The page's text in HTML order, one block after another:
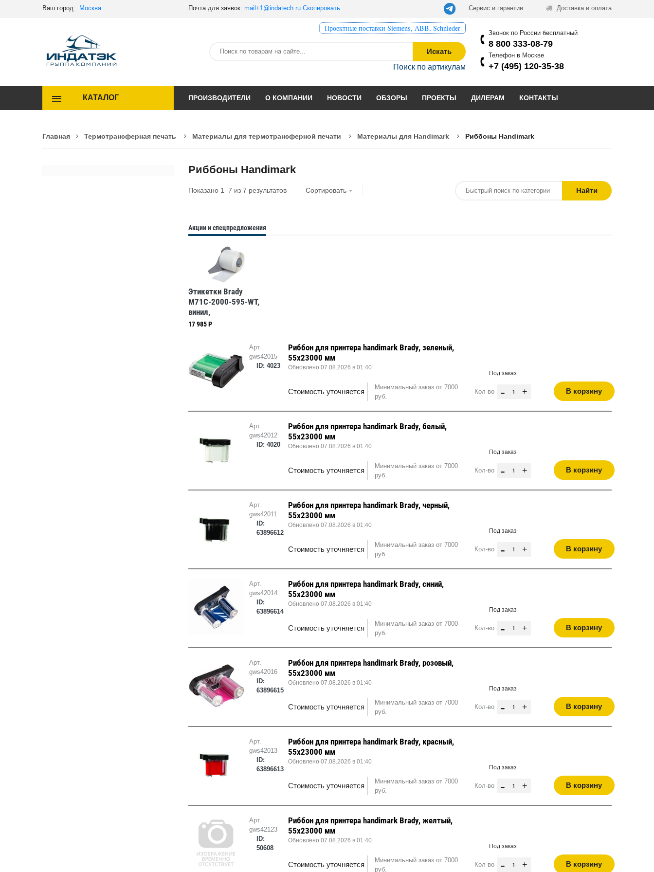
Ваш город: Москва Почта для заявок: mail+1@indatech.ru Скопировать Сервис и гарантии Доставка и оплата
Проектные поставки Siemens, ABB, Schnieder
Искать
Поиск по артикулам
Звонок по России бесплатный
8 800 333-08-79
Телефон в Москве
+7 (495) 120-35-38
КАТАЛОГ ПРОИЗВОДИТЕЛИ О КОМПАНИИ НОВОСТИ ОБЗОРЫ ПРОЕКТЫ ДИЛЕРАМ КОНТАКТЫ
Главная Термотрансферная печать Материалы для термотрансферной печати Материалы для Handimark Риббоны Handimark
Риббоны Handimark
Показано 1–7 из 7 результатов Сортировать Найти
Акции и спецпредложения
Этикетки Brady
M71C-2000-595-WT,
винил,
50,8мм.х15,24 м,
17 985 Р
Арт.
gws42015
ID: 4023
Риббон для принтера handimark Brady, зеленый,
55x23000 мм
Обновлено 07.08.2026 в 01:40
Стоимость уточняется
Минимальный заказ от 7000
руб.
Под заказ
Кол-во - + В корзину
Арт.
gws42012
ID: 4020
Риббон для принтера handimark Brady, белый,
55x23000 мм
Обновлено 07.08.2026 в 01:40
Стоимость уточняется
Минимальный заказ от 7000
руб.
Под заказ
Кол-во - + В корзину
Арт.
gws42011
ID:
63896612
Риббон для принтера handimark Brady, черный,
55x23000 мм
Обновлено 07.08.2026 в 01:40
Стоимость уточняется
Минимальный заказ от 7000
руб.
Под заказ
Кол-во - + В корзину
Арт.
gws42014
ID:
63896614
Риббон для принтера handimark Brady, синий,
55x23000 мм
Обновлено 07.08.2026 в 01:40
Стоимость уточняется
Минимальный заказ от 7000
руб.
Под заказ
Кол-во - + В корзину
Арт.
gws42016
ID:
63896615
Риббон для принтера handimark Brady, розовый,
55x23000 мм
Обновлено 07.08.2026 в 01:40
Стоимость уточняется
Минимальный заказ от 7000
руб.
Под заказ
Кол-во - + В корзину
Арт.
gws42013
ID:
63896613
Риббон для принтера handimark Brady, красный,
55x23000 мм
Обновлено 07.08.2026 в 01:40
Стоимость уточняется
Минимальный заказ от 7000
руб.
Под заказ
Кол-во - + В корзину
Арт.
gws42123
ID:
50608
Риббон для принтера handimark Brady, желтый,
55x23000 мм
Обновлено 07.08.2026 в 01:40
Стоимость уточняется
Минимальный заказ от 7000
руб.
Под заказ
Кол-во - + В корзину